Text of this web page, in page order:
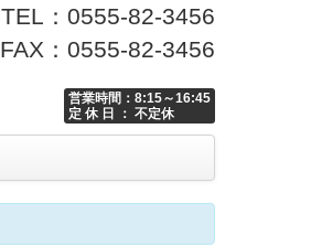
TEL：0555-82-3456
FAX：0555-82-3456
営業時間：8:15～16:45
定 休 日 ： 不定休